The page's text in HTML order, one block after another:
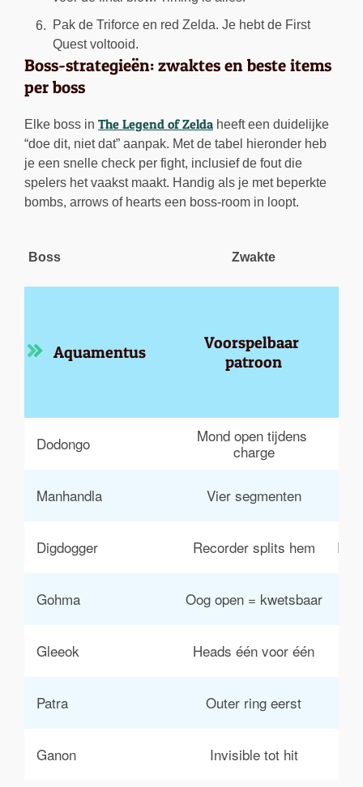
Pak de Triforce en red Zelda. Je hebt de First
Quest voltooid.
Boss-strategieën: zwaktes en beste items
per boss
Elke boss in The Legend of Zelda heeft een duidelijke
“doe dit, niet dat” aanpak. Met de tabel hieronder heb
je een snelle check per fight, inclusief de fout die
spelers het vaakst maakt. Handig als je met beperkte
bombs, arrows of hearts een boss-room in loopt.
Boss Zwakte
Aquamentus
Voorspelbaar
patroon
Dodongo
Mond open tijdens
charge
Manhandla Vier segmenten
Digdogger Recorder splits hem
Gohma Oog open = kwetsbaar
Gleeok Heads één voor één
Patra Outer ring eerst
Ganon Invisible tot hit